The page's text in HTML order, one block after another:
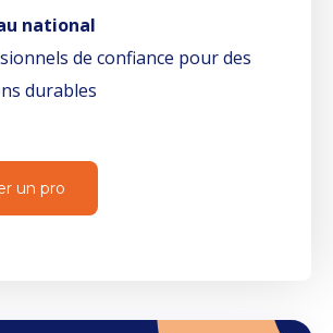
national
de confiance pour des
durables
un pro